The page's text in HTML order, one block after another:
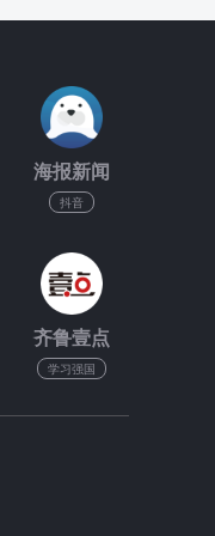
海报新闻
抖音
齐鲁壹点
学习强国